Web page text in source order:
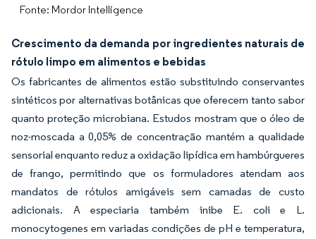
Fonte: Mordor Intelligence
Crescimento da demanda por ingredientes naturais de
rótulo limpo em alimentos e bebidas
Os fabricantes de alimentos estão substituindo conservantes
sintéticos por alternativas botânicas que oferecem tanto sabor
quanto proteção microbiana. Estudos mostram que o óleo de
noz-moscada a 0,05% de concentração mantém a qualidade
sensorial enquanto reduz a oxidação lipídica em hambúrgueres
de frango, permitindo que os formuladores atendam aos
mandatos de rótulos amigáveis sem camadas de custo
adicionais. A especiaria também inibe E. coli e L.
monocytogenes em variadas condições de pH e temperatura,